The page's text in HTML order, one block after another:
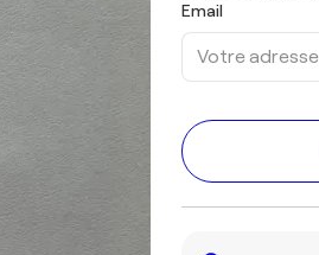
Email